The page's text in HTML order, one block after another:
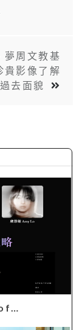
周文教基
貴影像了解
去面貌